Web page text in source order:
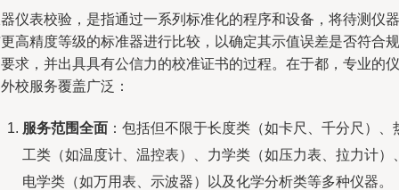
仪表校验，是指通过一系列标准化的程序和设备，将待测仪器
高精度等级的标准器进行比较，以确定其示值误差是否符合规
求，并出具具有公信力的校准证书的过程。在于都，专业的仪
校服务覆盖广泛：
服务范围全面 ：包括但不限于长度类（如卡尺、千分尺）、
工类（如温度计、温控表）、力学类（如压力表、拉力计）
电学类（如万用表、示波器）以及化学分析类等多种仪器。